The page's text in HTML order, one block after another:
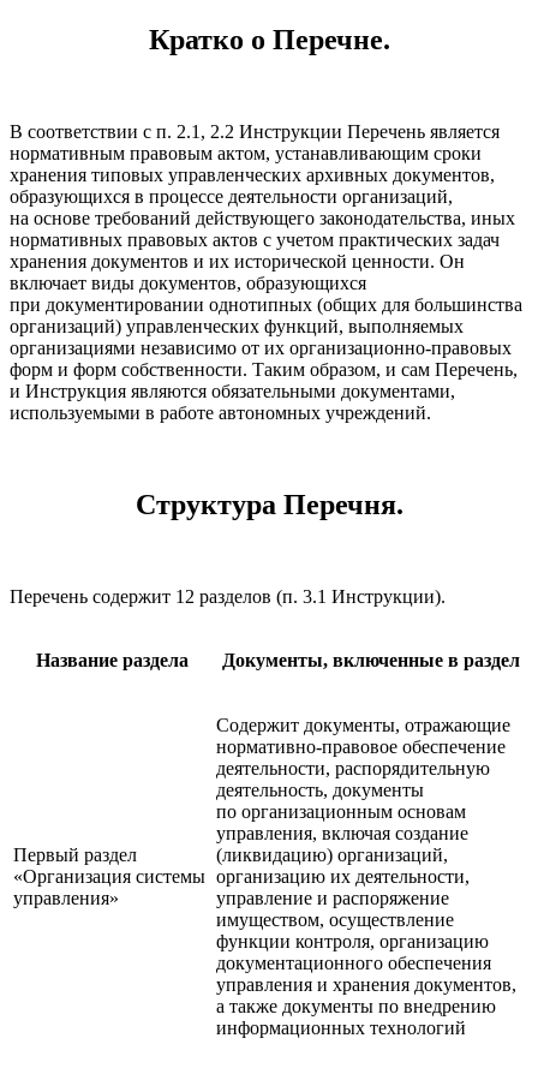
Кратко о Перечне.
В соответствии с п. 2.1, 2.2 Инструкции Перечень является
нормативным правовым актом, устанавливающим сроки
хранения типовых управленческих архивных документов,
образующихся в процессе деятельности организаций,
на основе требований действующего законодательства, иных
нормативных правовых актов с учетом практических задач
хранения документов и их исторической ценности. Он
включает виды документов, образующихся
при документировании однотипных (общих для большинства
организаций) управленческих функций, выполняемых
организациями независимо от их организационно-правовых
форм и форм собственности. Таким образом, и сам Перечень,
и Инструкция являются обязательными документами,
используемыми в работе автономных учреждений.
Структура Перечня.
Перечень содержит 12 разделов (п. 3.1 Инструкции).
Название раздела Документы, включенные в раздел
Первый раздел
«Организация системы
управления»
Содержит документы, отражающие
нормативно-правовое обеспечение
деятельности, распорядительную
деятельность, документы
по организационным основам
управления, включая создание
(ликвидацию) организаций,
организацию их деятельности,
управление и распоряжение
имуществом, осуществление
функции контроля, организацию
документационного обеспечения
управления и хранения документов,
а также документы по внедрению
информационных технологий